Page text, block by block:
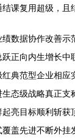
复用超级，
数据协作改善
正向内生增长
典范型企业相
态级战略真正
亮目标顺利斩
盖先进不断外